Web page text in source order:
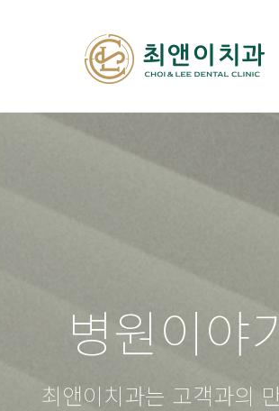
병원이야
최앤이치과는 고객과의